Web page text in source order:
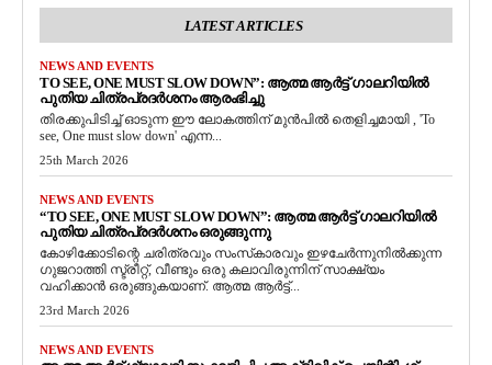
LATEST ARTICLES
NEWS AND EVENTS
TO SEE, ONE MUST SLOW DOWN”: ആത്മ ആർട്ട് ഗാലറിയിൽ
പുതിയ ചിത്രപ്രദർശനം ആരംഭിച്ചു
തിരക്കുപിടിച്ച് ഓടുന്ന ഈ ലോകത്തിന് മുൻപിൽ തെളിച്ചമായി , 'To
see, One must slow down' എന്ന...
25th March 2026
NEWS AND EVENTS
“TO SEE, ONE MUST SLOW DOWN”: ആത്മ ആർട്ട് ഗാലറിയിൽ
പുതിയ ചിത്രപ്രദർശനം ഒരുങ്ങുന്നു
കോഴിക്കോടിന്റെ ചരിത്രവും സംസ്‌കാരവും ഇഴചേർന്നുനിൽക്കുന്ന
ഗുജറാത്തി സ്ട്രീറ്റ്, വീണ്ടും ഒരു കലാവിരുന്നിന് സാക്ഷ്യം
വഹിക്കാൻ ഒരുങ്ങുകയാണ്. ആത്മ ആർട്ട്...
23rd March 2026
NEWS AND EVENTS